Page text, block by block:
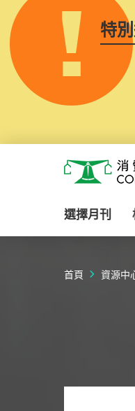
特
消費者委員會
選擇月刊
首頁 資源中